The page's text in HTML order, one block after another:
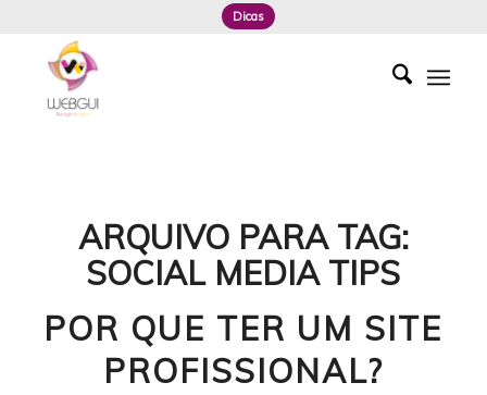
Dicas
ARQUIVO PARA TAG:
SOCIAL MEDIA TIPS
POR QUE TER UM SITE
PROFISSIONAL?